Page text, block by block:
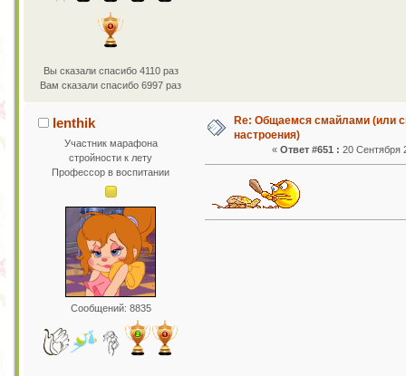
Вы сказали спасибо 4110 раз
Вам сказали спасибо 6997 раз
lenthik
Участник марафона
стройности к лету
Профессор в воспитании
Сообщений: 8835
Re: Общаемся смайлами (или
настроения)
«Ответ #651 : 20 Сентября